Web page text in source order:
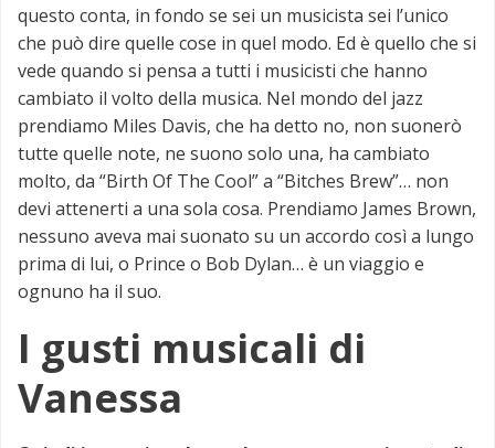
questo conta, in fondo se sei un musicista sei l’unico
che può dire quelle cose in quel modo. Ed è quello che si
vede quando si pensa a tutti i musicisti che hanno
cambiato il volto della musica. Nel mondo del jazz
prendiamo Miles Davis, che ha detto no, non suonerò
tutte quelle note, ne suono solo una, ha cambiato
molto, da “Birth Of The Cool” a “Bitches Brew”… non
devi attenerti a una sola cosa. Prendiamo James Brown,
nessuno aveva mai suonato su un accordo così a lungo
prima di lui, o Prince o Bob Dylan… è un viaggio e
ognuno ha il suo.
I gusti musicali di
Vanessa